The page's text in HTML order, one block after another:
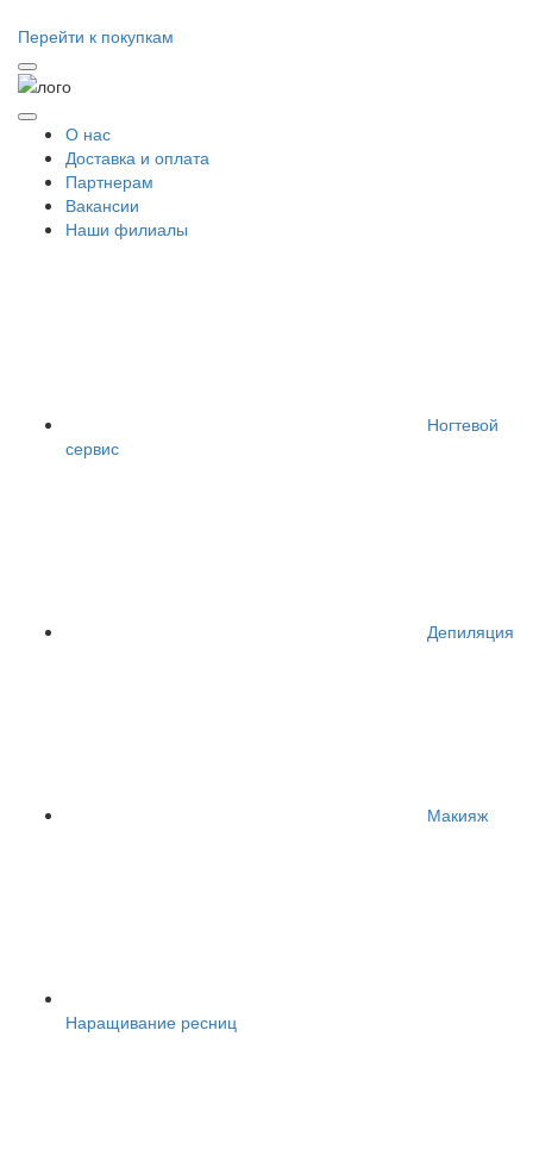
Перейти к покупкам
О нас
Доставка и оплата
Партнерам
Вакансии
Наши филиалы
Ногтевой
сервис
Депиляция
Макияж
Наращивание ресниц